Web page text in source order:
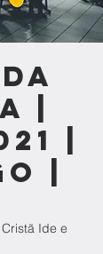
|
|
|
Ide e